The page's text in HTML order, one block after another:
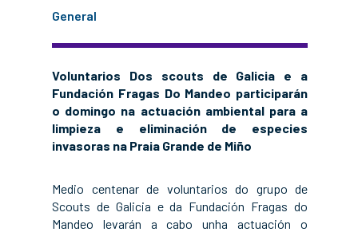
General
Voluntarios Dos scouts de Galicia e a
Fundación Fragas Do Mandeo participarán
o domingo na actuación ambiental para a
limpieza e eliminación de especies
invasoras na Praia Grande de Miño
Medio centenar de voluntarios do grupo de
Scouts de Galicia e da Fundación Fragas do
Mandeo levarán a cabo unha actuación o